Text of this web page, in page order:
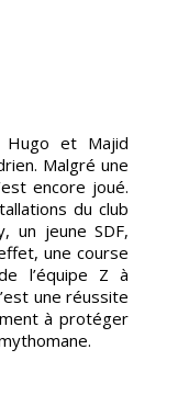
Hugo et Majid
Malgré une
encore joué.
du club
un jeune SDF,
une course
l’équipe Z à
une réussite
à protéger